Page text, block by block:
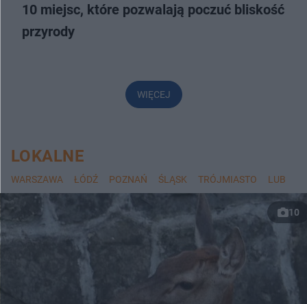
10 miejsc, które pozwalają poczuć bliskość
przyrody
WIĘCEJ
LOKALNE
WARSZAWA ŁÓDŹ POZNAŃ ŚLĄSK TRÓJMIASTO LUBLIN
10